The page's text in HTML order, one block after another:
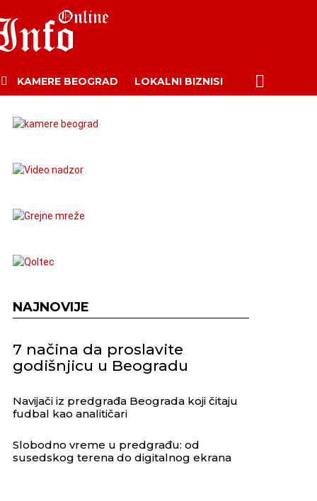
KAMERE BEOGRAD LOKALNI BIZNISI
NAJNOVIJE
7 načina da proslavite
godišnjicu u Beogradu
Navijači iz predgrađa Beograda koji čitaju
fudbal kao analitičari
Slobodno vreme u predgrađu: od
susedskog terena do digitalnog ekrana